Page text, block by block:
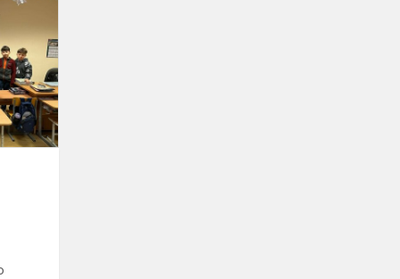
TAMPA
MOKYTOJAIS